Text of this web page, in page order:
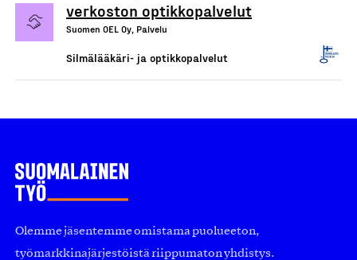
verkoston optikkopalvelut
Suomen OEL Oy, Palvelu
Silmälääkäri- ja optikkopalvelut
Olemme jäsentemme omistama puolueeton,
työmarkkinajärjestöistä riippumaton yhdistys.